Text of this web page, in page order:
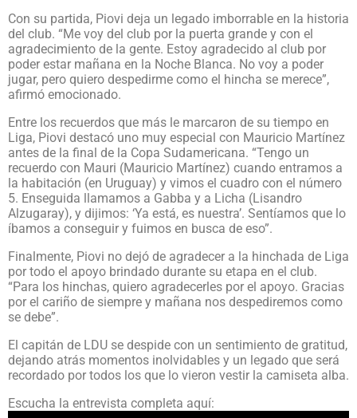
Con su partida, Piovi deja un legado imborrable en la historia
del club. “Me voy del club por la puerta grande y con el
agradecimiento de la gente. Estoy agradecido al club por
poder estar mañana en la Noche Blanca. No voy a poder
jugar, pero quiero despedirme como el hincha se merece”,
afirmó emocionado.
Entre los recuerdos que más le marcaron de su tiempo en
Liga, Piovi destacó uno muy especial con Mauricio Martínez
antes de la final de la Copa Sudamericana. “Tengo un
recuerdo con Mauri (Mauricio Martínez) cuando entramos a
la habitación (en Uruguay) y vimos el cuadro con el número
5. Enseguida llamamos a Gabba y a Licha (Lisandro
Alzugaray), y dijimos: ‘Ya está, es nuestra’. Sentíamos que lo
íbamos a conseguir y fuimos en busca de eso”.
Finalmente, Piovi no dejó de agradecer a la hinchada de Liga
por todo el apoyo brindado durante su etapa en el club.
“Para los hinchas, quiero agradecerles por el apoyo. Gracias
por el cariño de siempre y mañana nos despediremos como
se debe”.
El capitán de LDU se despide con un sentimiento de gratitud,
dejando atrás momentos inolvidables y un legado que será
recordado por todos los que lo vieron vestir la camiseta alba.
Escucha la entrevista completa aquí: